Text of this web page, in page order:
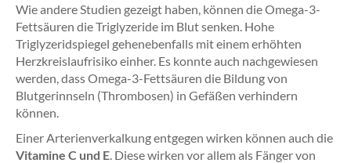
Wie andere Studien gezeigt haben, können die Omega-3-
Fettsäuren die Triglyzeride im Blut senken. Hohe
Triglyzeridspiegel gehenebenfalls mit einem erhöhten
Herzkreislaufrisiko einher. Es konnte auch nachgewiesen
werden, dass Omega-3-Fettsäuren die Bildung von
Blutgerinnseln (Thrombosen) in Gefäßen verhindern
können.
Einer Arterienverkalkung entgegen wirken können auch die
Vitamine C und E. Diese wirken vor allem als Fänger von